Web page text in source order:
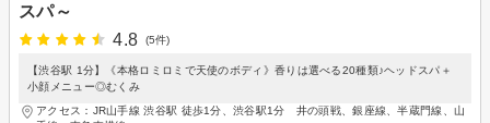
スパ～
4.8
(5件)
【渋谷駅 1分】《本格ロミロミで天使のボディ》香りは選べる20種類♪ヘッドスパ＋
小顔メニュー◎むくみ
アクセス：JR山手線 渋谷駅 徒歩1分、渋谷駅1分 井の頭戦、銀座線、半蔵門線、山